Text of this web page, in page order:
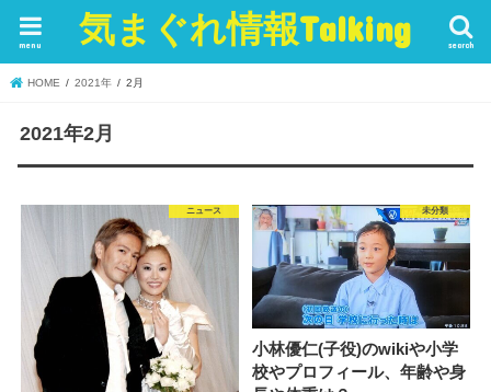
気まぐれ情報Talking search
menu
HOME 2021年 2月
2021年2月
ニュース 未分類
小林優仁(子役)のwikiや小学
校やプロフィール、年齢や身